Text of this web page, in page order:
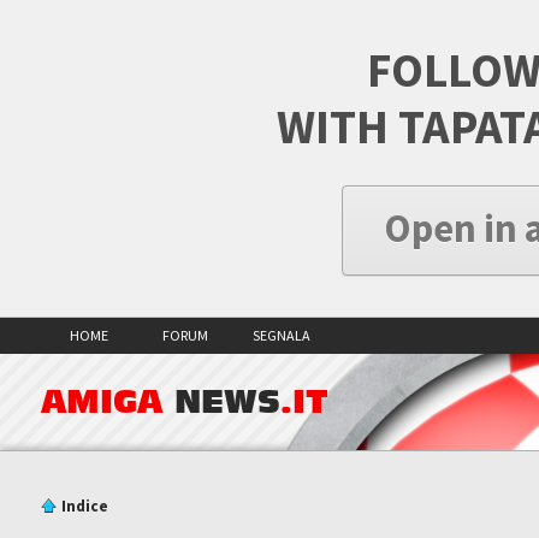
WITH
Open in
HOME FORUM SEGNALA
AMIGA NEWS.IT
Indice